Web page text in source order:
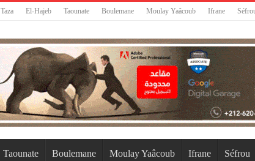
Taza El-Hajeb Taounate Boulemane Moulay Yaâcoub Ifrane
Taounate Boulemane Moulay Yaâcoub Ifrane Séfrou